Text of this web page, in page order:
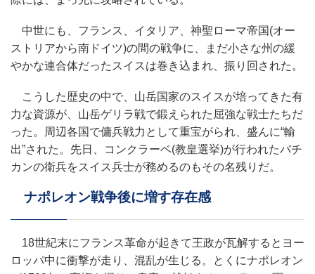
中世にも、フランス、イタリア、神聖ローマ帝国(オー
ストリアから南ドイツ)の間の戦争に、まだ小さな州の緩
やかな連合体だったスイスは巻き込まれ、振り回された。
こうした歴史の中で、山岳国家のスイスが培ってきた有
力な資源が、山岳ゲリラ戦で鍛えられた屈強な戦士たちだ
った。周辺各国で傭兵戦力として重宝がられ、盛んに“輸
出”された。先日、コンクラーベ(教皇選挙)が行われたバチ
カンの衛兵をスイス兵士が務めるのもその名残りだ。
ナポレオン戦争後に増す存在感
18世紀末にフランス革命が起きて王政が瓦解するとヨー
ロッパ中に衝撃が走り、混乱が生じる。とくにナポレオン